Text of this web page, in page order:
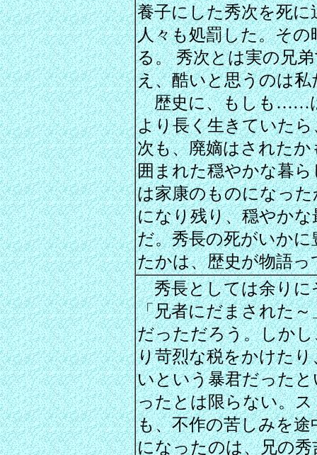
養子にした秀次を死
人々も処罰した。そ
る。 秀次とは実の兄
え、酷いと思うのは私
歴史に、もしも……は
より長く生きていた
次も、廃嫡はされた
囲まれた穏やかな暮
は家康のものになっ
になり残り、穏やか
だ。秀長の死がいか
たかは、歴史が物語っ
秀長としては余りに
「兄者にだまされた
だっただろう。しか
り苛烈な税をかけた
いという暴君だった
ったとは限らない。
も、不作の苦しみを
になったのは、兄の